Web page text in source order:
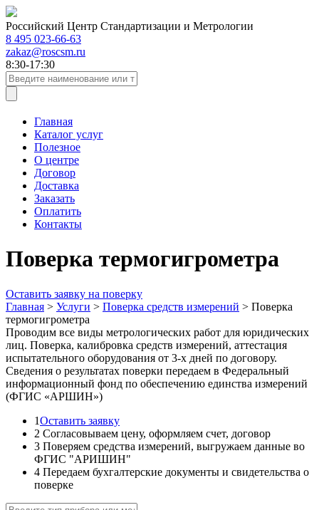
Российский Центр Стандартизации и Метрологии
8 495 023-66-63
zakaz@roscsm.ru
8:30-17:30
Главная
Каталог услуг
Полезное
О центре
Договор
Доставка
Заказать
Оплатить
Контакты
Поверка термогигрометра
Оставить заявку на поверку
Главная > Услуги > Поверка средств измерений > Поверка
термогигрометра
Проводим все виды метрологических работ для юридических
лиц. Поверка, калибровка средств измерений, аттестация
испытательного оборудования от 3-х дней по договору.
Сведения о результатах поверки передаем в Федеральный
информационный фонд по обеспечению единства измерений
(ФГИС «АРШИН»)
1Оставить заявку
2 Согласовываем цену, оформляем счет, договор
3 Поверяем средства измерений, выгружаем данные во
ФГИС "АРИШИН"
4 Передаем бухгалтерские документы и свидетельства о
поверке